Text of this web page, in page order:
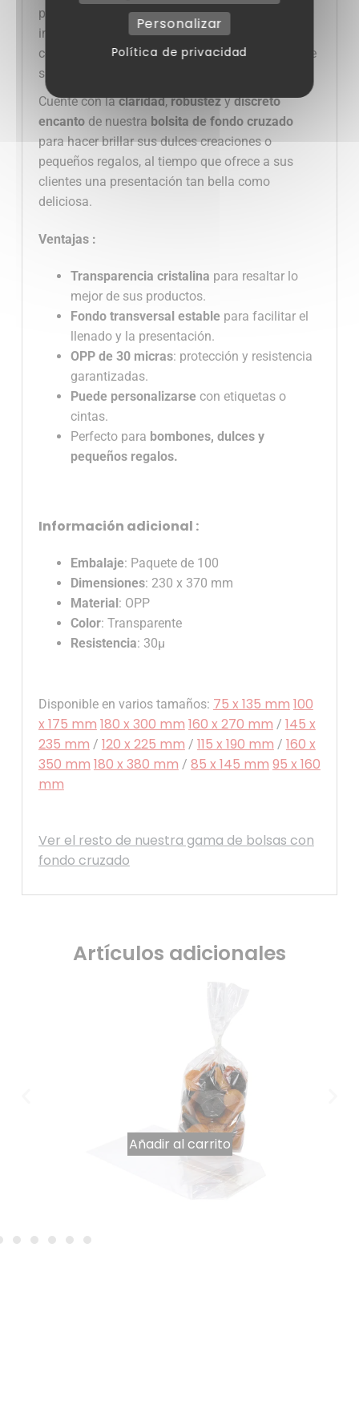
pequeña escala o para un uso profesional más
intensivo, estas bolsitasde fondocruzado se
convertirán rápidamente en una parte esencial de
su rutina diaria.
Cuente con laclaridad,robustezydiscreto
encantode nuestra bolsita de fondo cruzado
para hacer brillar sus dulces creaciones o
pequeños regalos, al tiempo que ofrece a sus
clientes una presentación tan bella como
deliciosa.
Ventajas :
Transparencia cristalina para resaltar lo
mejor de sus productos.
Fondo transversal estable para facilitar el
llenado y la presentación.
OPP de 30 micras: protección y resistencia
garantizadas.
Puede personalizarse con etiquetas o
cintas.
Perfecto para bombones, dulces y
pequeños regalos.
Información adicional :
Embalaje: Paquete de 100
Dimensiones: 230 x 370 mm
Material : OPP
Color: Transparente
Resistencia: 30µ
Disponible en varios tamaños: 75 x 135 mm 100
x 175 mm 180 x 300 mm 160 x 270 mm / 145 x
235 mm / 120 x 225 mm / 115 x 190 mm / 160 x
350 mm 180 x 380 mm / 85 x 145 mm 95 x 160
mm
Ver el resto de nuestra gama de bolsas con
fondo cruzado
Artículos adicionales
Añadir al carrito
Personalizar
Política de privacidad